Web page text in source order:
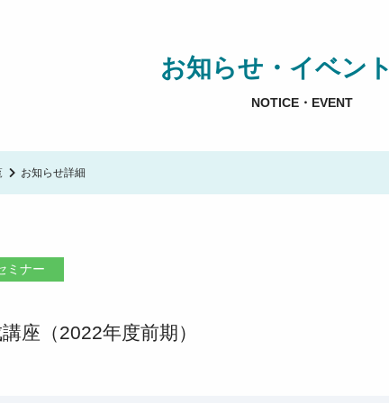
お知らせ・イベン
NOTICE・EVENT
お知らせ詳細
ミナー
座（2022年度前期）